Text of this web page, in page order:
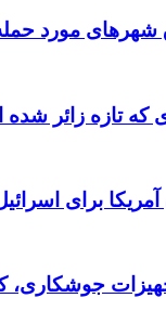
شهرهای مورد
که تازه زائر
برای
جوشکاری،